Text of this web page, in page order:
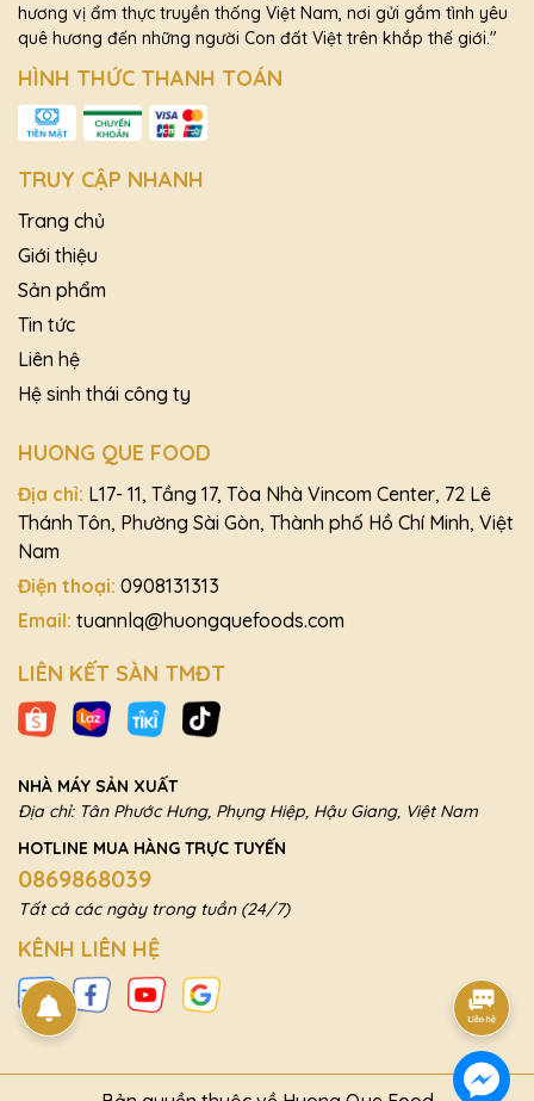
hương vị ẩm thực truyền thống Việt Nam, nơi gửi gắm tình yêu
quê hương đến những người Con đất Việt trên khắp thế giới."
HÌNH THỨC THANH TOÁN
TRUY CẬP NHANH
Trang chủ
Giới thiệu
Sản phẩm
Tin tức
Liên hệ
Hệ sinh thái công ty
HUONG QUE FOOD
Địa chỉ: L17- 11, Tầng 17, Tòa Nhà Vincom Center, 72 Lê
Thánh Tôn, Phường Sài Gòn, Thành phố Hồ Chí Minh, Việt
Nam
Điện thoại: 0908131313
Email: tuannlq@huongquefoods.com
LIÊN KẾT SÀN TMĐT
NHÀ MÁY SẢN XUẤT
Địa chỉ: Tân Phước Hưng, Phụng Hiệp, Hậu Giang, Việt Nam
HOTLINE MUA HÀNG TRỰC TUYẾN
0869868039
Tất cả các ngày trong tuần (24/7)
KÊNH LIÊN HỆ